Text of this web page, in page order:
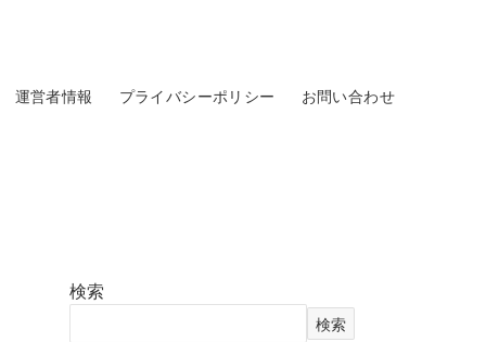
運営者情報 プライバシーポリシー お問い合わせ
検索
検索